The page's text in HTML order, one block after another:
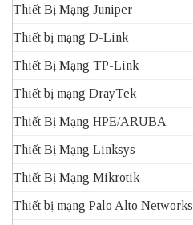
Thiết Bị Mạng Juniper
Thiết bị mạng D-Link
Thiết Bị Mạng TP-Link
Thiết bị mạng DrayTek
Thiết Bị Mạng HPE/ARUBA
Thiết Bị Mạng Linksys
Thiết Bị Mạng Mikrotik
Thiết bị mạng Palo Alto Networks